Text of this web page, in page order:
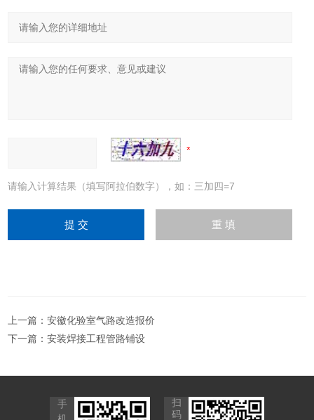
请输入计算结果（填写阿拉伯数字），如：三加四=7
上一篇：安徽化验室气路改造报价
下一篇：安装焊接工程管路铺设
手
扫
码